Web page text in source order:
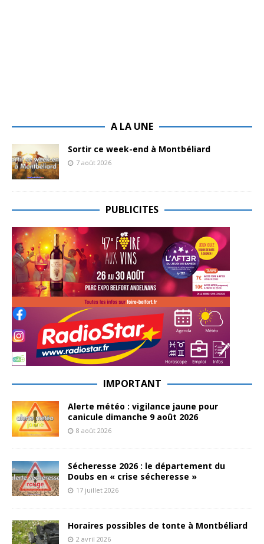
A LA UNE
Sortir ce week-end à Montbéliard
7 août 2026
PUBLICITES
IMPORTANT
Alerte météo : vigilance jaune pour
canicule dimanche 9 août 2026
8 août 2026
Sécheresse 2026 : le département du
Doubs en « crise sécheresse »
17 juillet 2026
Horaires possibles de tonte à Montbéliard
2 avril 2026